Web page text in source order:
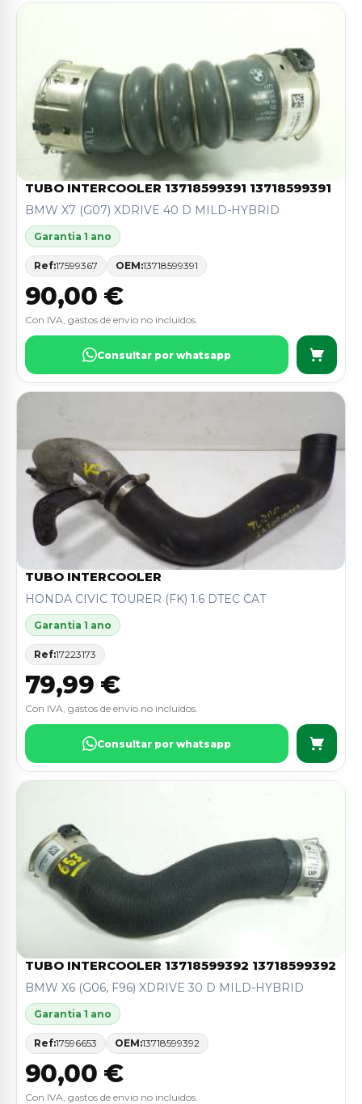
TUBO INTERCOOLER 13718599391 13718599391
BMW X7 (G07) XDRIVE 40 D MILD-HYBRID
Garantia 1 ano
Ref:17599367 OEM:13718599391
90,00 €
Con IVA, gastos de envio no incluidos.
Consultar por whatsapp
TUBO INTERCOOLER
HONDA CIVIC TOURER (FK) 1.6 DTEC CAT
Garantia 1 ano
Ref:17223173
79,99 €
Con IVA, gastos de envio no incluidos.
Consultar por whatsapp
TUBO INTERCOOLER 13718599392 13718599392
BMW X6 (G06, F96) XDRIVE 30 D MILD-HYBRID
Garantia 1 ano
Ref:17596653 OEM:13718599392
90,00 €
Con IVA, gastos de envio no incluidos.